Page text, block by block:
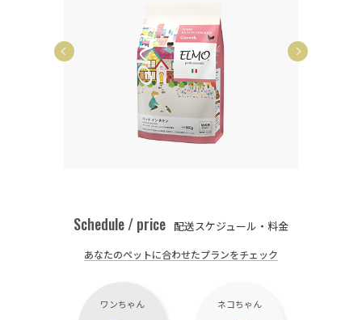
Schedule / price 配送スケジュール・料金
あなたのペットに合わせたプランをチェック
ワンちゃん ネコちゃん